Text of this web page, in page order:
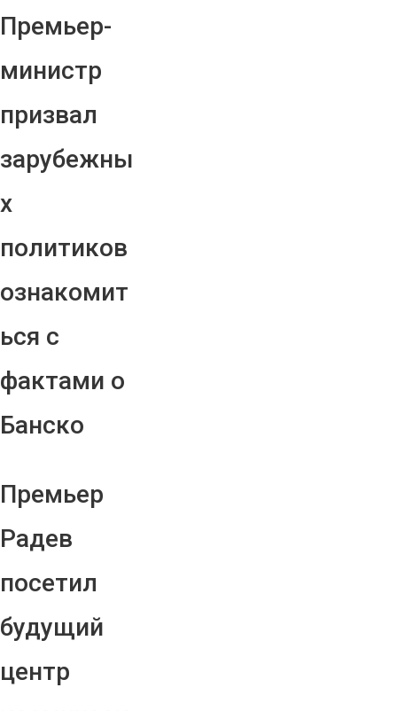
Премьер-
министр
призвал
зарубежны
х
политиков
ознакомит
ься с
фактами о
Банско
Премьер
Радев
посетил
будущий
центр